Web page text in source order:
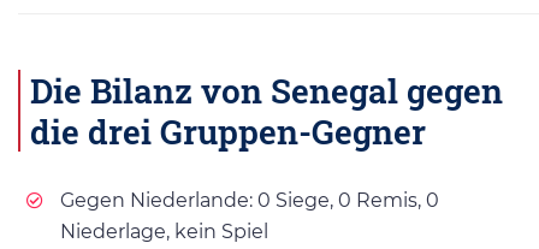
Die Bilanz von Senegal gegen
die drei Gruppen-Gegner
Gegen Niederlande: 0 Siege, 0 Remis, 0
Niederlage, kein Spiel